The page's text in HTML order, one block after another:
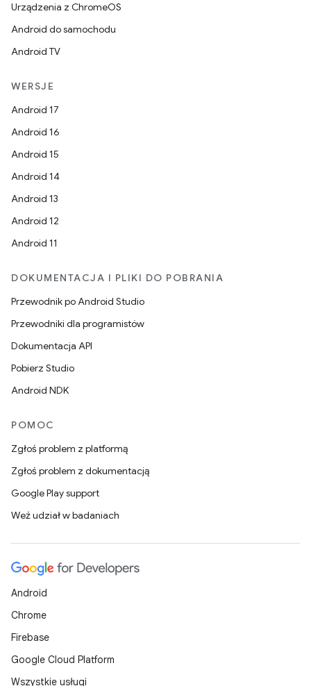
Urządzenia z ChromeOS
Android do samochodu
Android TV
WERSJE
Android 17
Android 16
Android 15
Android 14
Android 13
Android 12
Android 11
DOKUMENTACJA I PLIKI DO POBRANIA
Przewodnik po Android Studio
Przewodniki dla programistów
Dokumentacja API
Pobierz Studio
Android NDK
POMOC
Zgłoś problem z platformą
Zgłoś problem z dokumentacją
Google Play support
Weź udział w badaniach
Android
Chrome
Firebase
Google Cloud Platform
Wszystkie usługi